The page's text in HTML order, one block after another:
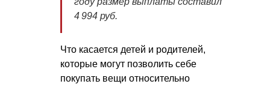
4 994 руб.
Что касается детей и родителей,
которые могут позволить себе
покупать вещи относительно